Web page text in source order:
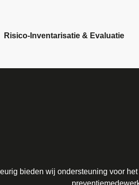
Risico-Inventarisatie & Evaluatie
bieden wij ondersteuning voor